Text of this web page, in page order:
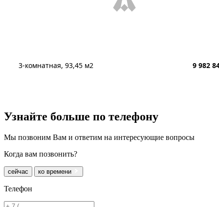
3-комнатная, 93,45 м2 9 982
Узнайте больше по телефону
Мы позвоним Вам и ответим на интересующие вопросы
Когда вам позвонить?
сейчас ко времени
Телефон